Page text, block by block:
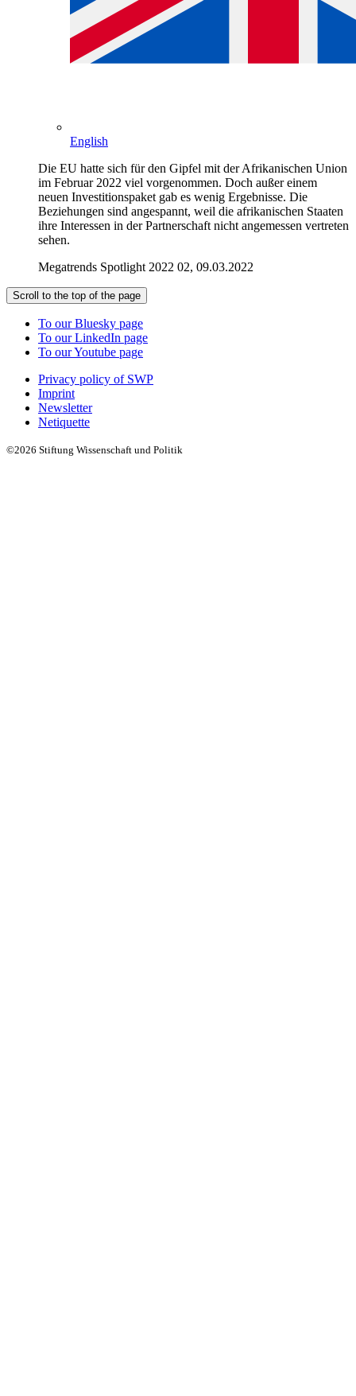
English
Die EU hatte sich für den Gipfel mit der Afrikanischen Union
im Februar 2022 viel vorgenommen. Doch außer einem
neuen Investitionspaket gab es wenig Ergebnisse. Die
Beziehungen sind angespannt, weil die afrikanischen Staaten
ihre Interessen in der Partnerschaft nicht angemessen vertreten
sehen.
Megatrends Spotlight 2022 02, 09.03.2022
Scroll to the top of the page
To our Bluesky page
To our LinkedIn page
To our Youtube page
Privacy policy of SWP
Imprint
Newsletter
Netiquette
©2026 Stiftung Wissenschaft und Politik